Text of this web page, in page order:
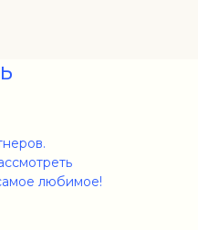
любимое!